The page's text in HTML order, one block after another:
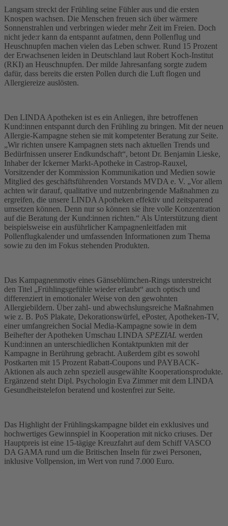
Langsam streckt der Frühling seine Fühler aus und die ersten
Knospen wachsen. Die Menschen freuen sich über wärmere
Sonnenstrahlen und verbringen wieder mehr Zeit im Freien. Doch
nicht jede:r kann da entspannt aufatmen, denn Pollenflug und
Heuschnupfen machen vielen das Leben schwer. Rund 15 Prozent
der Erwachsenen leiden in Deutschland laut Robert Koch-Institut
(RKI) an Heuschnupfen. Der milde Jahresanfang sorgte zudem
dafür, dass bereits die ersten Pollen durch die Luft flogen und
Allergiereize auslösten.
Den LINDA Apotheken ist es ein Anliegen, ihre betroffenen
Kund:innen entspannt durch den Frühling zu bringen. Mit der neuen
Allergie-Kampagne stehen sie mit kompetenter Beratung zur Seite.
„Wir richten unsere Kampagnen stets nach aktuellen Trends und
Bedürfnissen unserer Endkundschaft“, betont Dr. Benjamin Lieske,
Inhaber der Ickerner Markt-Apotheke in Castrop-Rauxel,
Vorsitzender der Kommission Kommunikation und Medien sowie
Mitglied des geschäftsführenden Vorstands MVDA e. V. „Vor allem
achten wir darauf, qualitative und nutzenbringende Maßnahmen zu
ergreifen, die unsere LINDA Apotheken effektiv und zeitsparend
umsetzen können. Denn nur so können sie ihre volle Konzentration
auf die Beratung der Kund:innen richten.“ Als Unterstützung dient
beispielsweise ein ausführlicher Kampagnenleitfaden mit
Pollenflugkalender und umfassenden Informationen zum Thema
sowie zu den im Fokus stehenden Produkten.
Das Kampagnenmotiv eines Gänseblümchen-Rings unterstreicht
den Titel „Frühlingsgefühle wieder erlaubt“ auch optisch und
differenziert in emotionaler Weise von den gewohnten
Allergiebildern. Über zahl- und abwechslungsreiche Maßnahmen
wie z. B. PoS Plakate, Dekorationswürfel, ePoster, Apotheken-TV,
einer umfangreichen Social Media-Kampagne sowie in dem
Beihefter der Apotheken Umschau LINDA SPEZIAL werden
Kund:innen an unterschiedlichen Kontaktpunkten mit der
Kampagne in Berührung gebracht. Außerdem gibt es sowohl
Postkarten mit 15 Prozent Rabatt-Coupons und PAYBACK-
Aktionen als auch zehn speziell ausgewählte Kooperationsprodukte.
Ergänzend steht Dipl. Psychologin Eva Zimmer mit dem LINDA
Gesundheitstelefon beratend und kostenfrei zur Seite.
Das Highlight der Frühlingskampagne bildet ein exklusives und
hochwertiges Gewinnspiel in Kooperation mit nicko criuses. Der
Hauptpreis ist eine 15-tägige Kreuzfahrt auf dem Schiff VASCO
DA GAMA rund um die Britischen Inseln für zwei Personen,
inklusive Vollpension, im Wert von rund 7.000 Euro.